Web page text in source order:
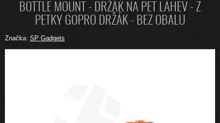
BOTTLE MOUNT - DRŽÁK NA PET LÁHEV - Z
PETKY GOPRO DRŽÁK - BEZ OBALU
Značka: SP Gadgets